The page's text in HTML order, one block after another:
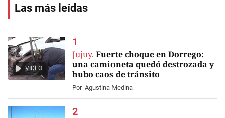
Las más leídas
VIDEO
Jujuy. Fuerte choque en Dorrego:
una camioneta quedó destrozada y
hubo caos de tránsito
Por Agustina Medina